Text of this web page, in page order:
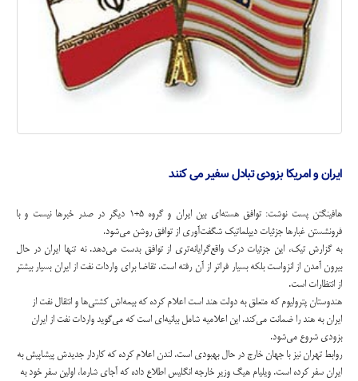
ایران و امریکا بزودی تبادل سفیر می کنند
هافینگتن پست نوشت: توافق هسته‌ای بین ایران و گروه ۵+۱ دیگر در صدر خبرها نیست و با
فرونشستن غبارها جزئیات دیپلماتیک شگفت‌آوری از توافق روشن می‌شود.
به گزارش تیک، این جزئیات درک واقع‌گرایانه‌تری از توافق بدست می‌دهد. نه تنها ایران در حال
بیرون آمدن از انزواست بلکه بسیار فراتر از آن رفته است. تقاضا برای واردات نفت از ایران بسیار بیشتر
از انتظارات است.
هندوستان پترولیوم که متعلق به دولت هند است اعلام کرده که بیمه‌اش کشتی‌ها و انتقال نفت از
ایران به هند را ضمانت می‌کند. این اعلامیه شامل بیانیه‌ای است که می‌گوید واردات نفت از ایران
بزودی شروع می‌شود.
روابط تهران نیز با جهان خارج در حال بهبودی است. لندن اعلام کرده که کاردار جدیدش پیشاپیش به
ایران سفر کرده است. ویلیام هیگ وزیر خارجه انگلیس اطلاع داده که آجای شارما، اولین سفر خود به